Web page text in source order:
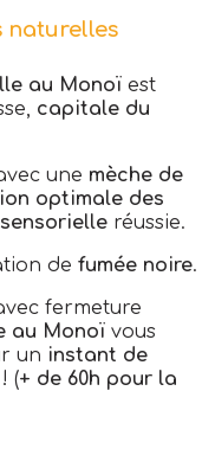
naturelles
au Monoï est
capitale du
une mèche de
optimale des
réussie.
de fumée noire.
fermeture
au Monoï vous
un instant de
(+ de 60h pour la